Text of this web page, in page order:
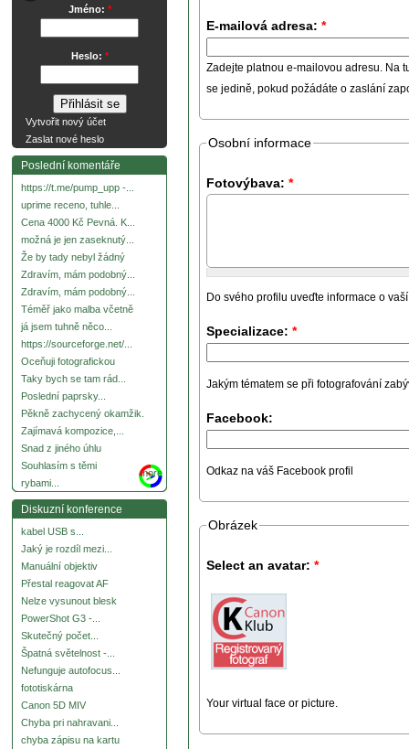
Jméno: *
Heslo: *
Vytvořit nový účet
Zaslat nové heslo
Poslední komentáře
https://t.me/pump_upp -...
uprime receno, tuhle...
Cena 4000 Kč Pevná. K...
možná je jen zaseknutý...
Že by tady nebyl žádný
Zdravím, mám podobný...
Zdravím, mám podobný...
Téměř jako malba včetně
já jsem tuhně něco...
https://sourceforge.net/...
Oceňuji fotografickou
Taky bych se tam rád...
Poslední paprsky...
Pěkně zachycený okamžik.
Zajímavá kompozice,...
Snad z jiného úhlu
Souhlasím s těmi
rybami...
more
Diskuzní konference
kabel USB s...
Jaký je rozdíl mezi...
Manuální objektiv
Přestal reagovat AF
Nelze vysunout blesk
PowerShot G3 -...
Skutečný počet...
Špatná světelnost -...
Nefunguje autofocus...
fototiskárna
Canon 5D MIV
Chyba pri nahravani...
chyba zápisu na kartu
E-mailová adresa: *
Zadejte platnou e-mailovou adresu. Na
se jedině, pokud požádáte o zaslání
Osobní informace
Fotovýbava: *
Do svého profilu uveďte informace o
Specializace: *
Jakým tématem se při fotografování
Facebook:
Odkaz na váš Facebook profil
Obrázek
Select an avatar: *
Your virtual face or picture.